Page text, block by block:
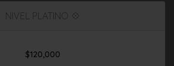
NIVEL PLATINO 💠
$120,000